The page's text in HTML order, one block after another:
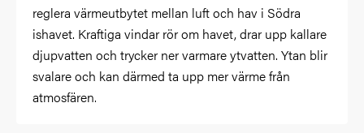
reglera värmeutbytet mellan luft och hav i Södra
ishavet. Kraftiga vindar rör om havet, drar upp kallare
djupvatten och trycker ner varmare ytvatten. Ytan blir
svalare och kan därmed ta upp mer värme från
atmosfären.